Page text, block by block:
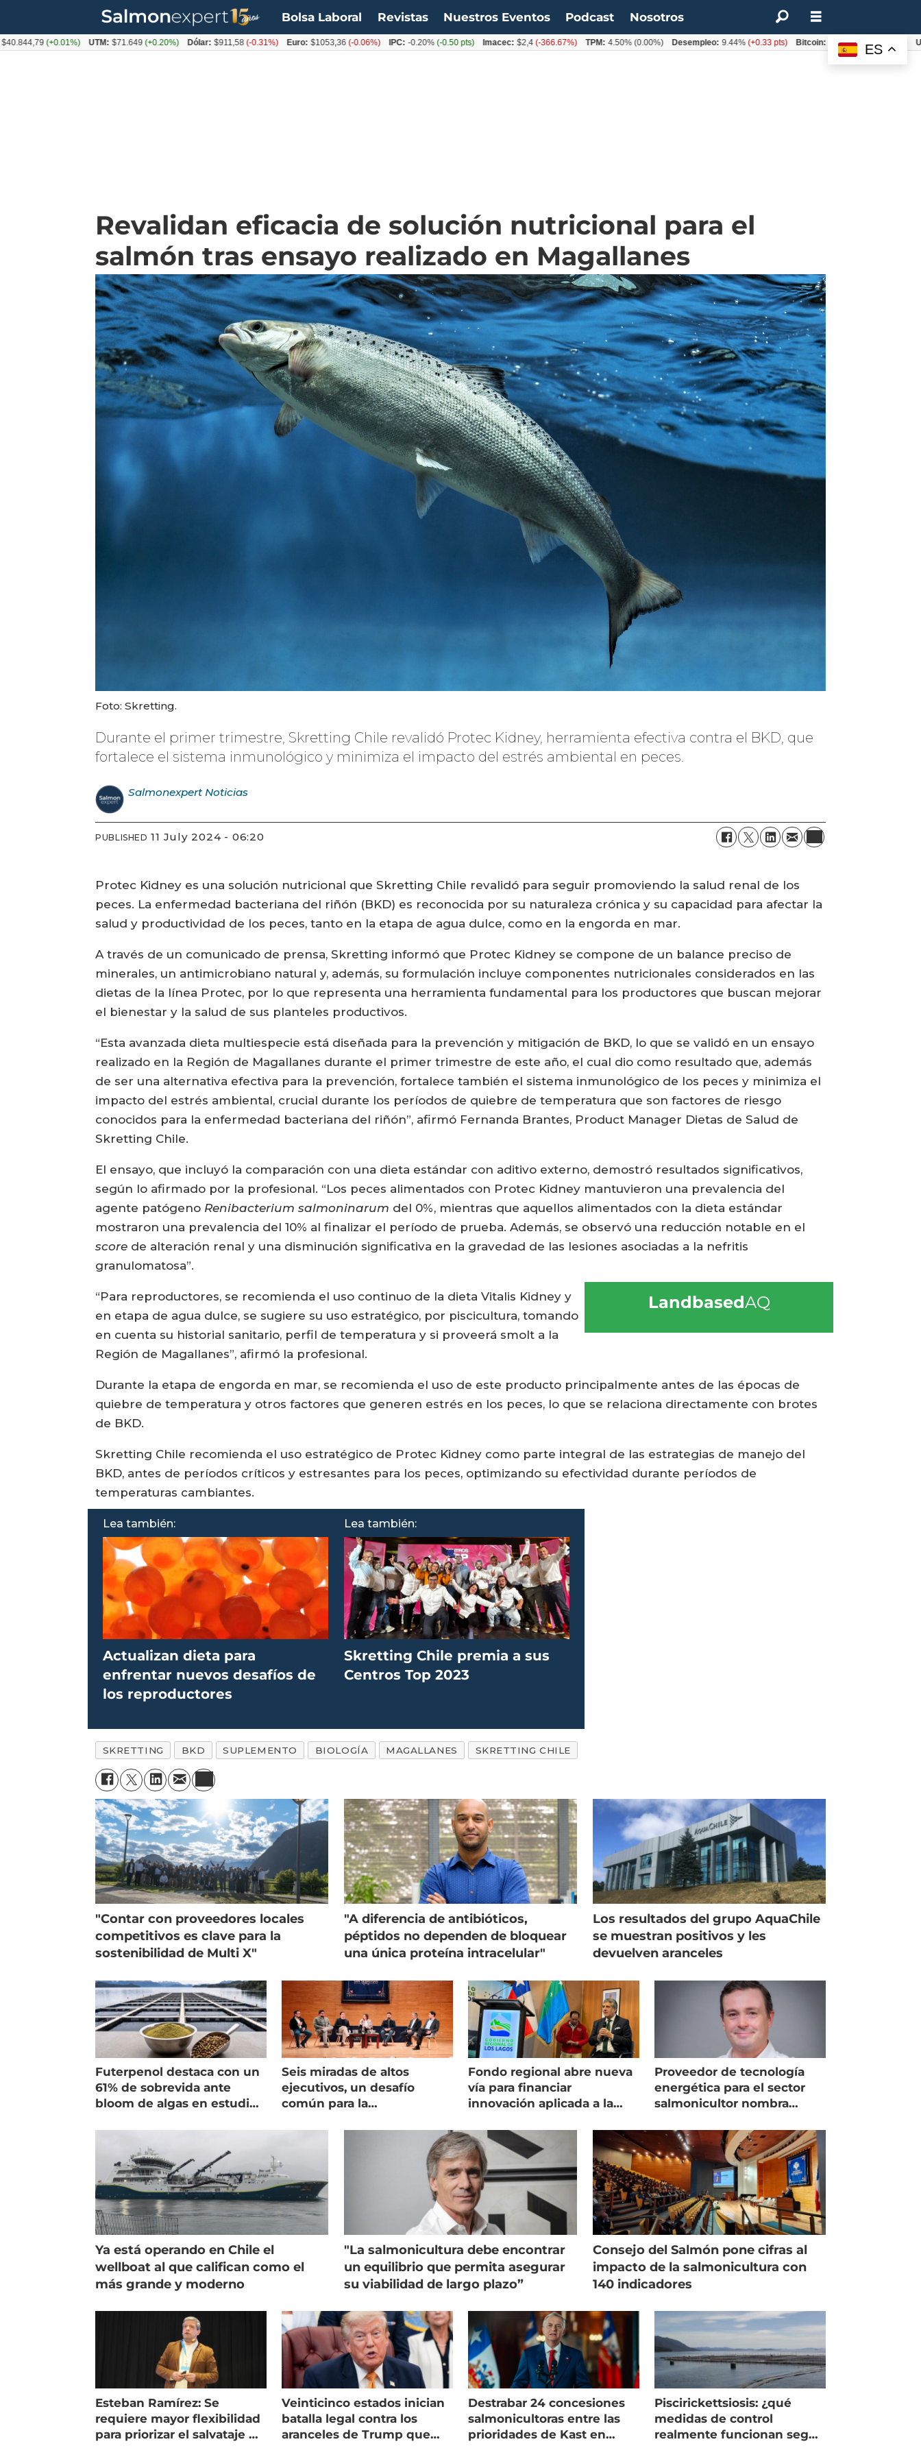
Bolsa Laboral Revistas Nuestros Eventos Podcast Nosotros
Revalidan eficacia de solución nutricional para el
salmón tras ensayo realizado en Magallanes
Foto: Skretting.
Durante el primer trimestre, Skretting Chile revalidó Protec Kidney, herramienta efectiva contra el BKD, que
fortalece el sistema inmunológico y minimiza el impacto del estrés ambiental en peces.
Salmonexpert Noticias
PUBLISHED 11 July 2024 - 06:20
Protec Kidney es una solución nutricional que Skretting Chile revalidó para seguir promoviendo la salud renal de los
peces. La enfermedad bacteriana del riñón (BKD) es reconocida por su naturaleza crónica y su capacidad para afectar la
salud y productividad de los peces, tanto en la etapa de agua dulce, como en la engorda en mar.
A través de un comunicado de prensa, Skretting informó que Protec Kidney se compone de un balance preciso de
minerales, un antimicrobiano natural y, además, su formulación incluye componentes nutricionales considerados en las
dietas de la línea Protec, por lo que representa una herramienta fundamental para los productores que buscan mejorar
el bienestar y la salud de sus planteles productivos.
“Esta avanzada dieta multiespecie está diseñada para la prevención y mitigación de BKD, lo que se validó en un ensayo
realizado en la Región de Magallanes durante el primer trimestre de este año, el cual dio como resultado que, además
de ser una alternativa efectiva para la prevención, fortalece también el sistema inmunológico de los peces y minimiza el
impacto del estrés ambiental, crucial durante los períodos de quiebre de temperatura que son factores de riesgo
conocidos para la enfermedad bacteriana del riñón”, afirmó Fernanda Brantes, Product Manager Dietas de Salud de
Skretting Chile.
El ensayo, que incluyó la comparación con una dieta estándar con aditivo externo, demostró resultados significativos,
según lo afirmado por la profesional. “Los peces alimentados con Protec Kidney mantuvieron una prevalencia del
agente patógeno Renibacterium salmoninarum del 0%, mientras que aquellos alimentados con la dieta estándar
mostraron una prevalencia del 10% al finalizar el período de prueba. Además, se observó una reducción notable en el
score de alteración renal y una disminución significativa en la gravedad de las lesiones asociadas a la nefritis
granulomatosa”.
LandbasedAQ
“Para reproductores, se recomienda el uso continuo de la dieta Vitalis Kidney y
en etapa de agua dulce, se sugiere su uso estratégico, por piscicultura, tomando
en cuenta su historial sanitario, perfil de temperatura y si proveerá smolt a la
Región de Magallanes”, afirmó la profesional.
Durante la etapa de engorda en mar, se recomienda el uso de este producto principalmente antes de las épocas de
quiebre de temperatura y otros factores que generen estrés en los peces, lo que se relaciona directamente con brotes
de BKD.
Skretting Chile recomienda el uso estratégico de Protec Kidney como parte integral de las estrategias de manejo del
BKD, antes de períodos críticos y estresantes para los peces, optimizando su efectividad durante períodos de
temperaturas cambiantes.
Lea también:
Actualizan dieta para
enfrentar nuevos desafíos de
los reproductores
Lea también:
Skretting Chile premia a sus
Centros Top 2023
SKRETTING BKD SUPLEMENTO BIOLOGÍA MAGALLANES SKRETTING CHILE
"Contar con proveedores locales
competitivos es clave para la
sostenibilidad de Multi X"
"A diferencia de antibióticos,
péptidos no dependen de bloquear
una única proteína intracelular"
Los resultados del grupo AquaChile
se muestran positivos y les
devuelven aranceles
Futerpenol destaca con un
61% de sobrevida ante
bloom de algas en estudio
Seis miradas de altos
ejecutivos, un desafío
común para la
Fondo regional abre nueva
vía para financiar
innovación aplicada a la
Proveedor de tecnología
energética para el sector
salmonicultor nombra
Ya está operando en Chile el
wellboat al que califican como el
más grande y moderno
"La salmonicultura debe encontrar
un equilibrio que permita asegurar
su viabilidad de largo plazo”
Consejo del Salmón pone cifras al
impacto de la salmonicultura con
140 indicadores
Esteban Ramírez: Se
requiere mayor flexibilidad
para priorizar el salvataje de
Veinticinco estados inician
batalla legal contra los
aranceles de Trump que
Destrabar 24 concesiones
salmonicultoras entre las
prioridades de Kast en
Piscirickettsiosis: ¿qué
medidas de control
realmente funcionan según
ES
(+0.01%) UTM: $71.649(+0.20%) Dólar: $911,58(-0.31%) Euro: $1053,36(-0.06%) IPC: -0.20% (-0.50 pts) Imacec: $2,4(-366.67%) TPM: 4.50%(0.00%) Desempleo: 9.44%(+0.33 pts) Bitcoin: $64.600,08(+2.93%)